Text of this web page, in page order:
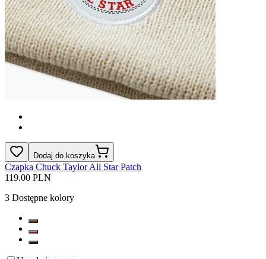
Dodaj do koszyka
Czapka Chuck Taylor All Star Patch
119.00 PLN
3 Dostępne kolory